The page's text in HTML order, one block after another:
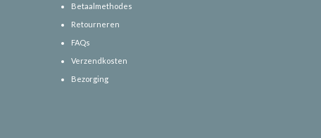
Betaalmethodes
Retourneren
FAQs
Verzendkosten
Bezorging